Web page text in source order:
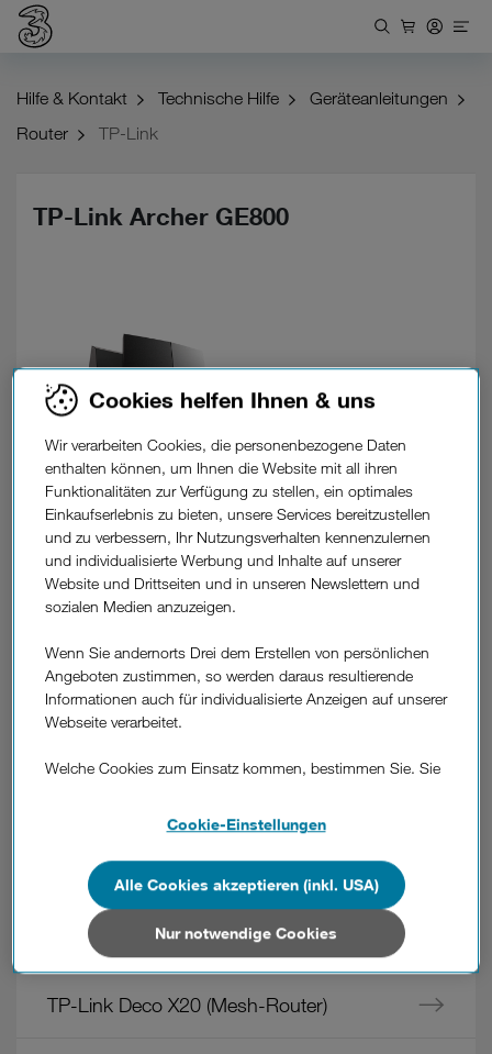
Hilfe & Kontakt Technische Hilfe
Geräteanleitungen
Router
TP-Link
TP-Link Archer GE800
Anleitung und Infos für Ihren TP-Link Archer
GE800:
Kurzanleitung TP-Link Archer GE800
Installationsanleitung TP-Link Archer GE800
Diese Themen könnten hilfreich sein:
Optimierung der Datenverbindung
Feedback
Weitere
Fragen
TP-Link Deco X20 (Mesh-Router)
Cookies helfen Ihnen & uns
Wir verarbeiten Cookies, die personenbezogene Daten
enthalten können, um Ihnen die Website mit all ihren
Funktionalitäten zur Verfügung zu stellen, ein optimales
Einkaufserlebnis zu bieten, unsere Services bereitzustellen
und zu verbessern, Ihr Nutzungsverhalten kennenzulernen
und individualisierte Werbung und Inhalte auf unserer
Website und Drittseiten und in unseren Newslettern und
sozialen Medien anzuzeigen.
Wenn Sie andernorts Drei dem Erstellen von persönlichen
Angeboten zustimmen, so werden daraus resultierende
Informationen auch für individualisierte Anzeigen auf unserer
Webseite verarbeitet.
Welche Cookies zum Einsatz kommen, bestimmen Sie. Sie
Details und alle Optionen finden Sie unter „Cookie-
Wenn Sie allen Cookies zustimmen, werden auch Cookies
von Drittanbietern verarbeitet, die Ihre Daten in Ländern
außerhalb der europäischen Union (z.B. in den USA)
verarbeiten. Sie unterliegen keinem EU-konformen
Datenschutzniveau und es stehen keine wirksamen
Rechtsbehelfe zur Verfügung.
Cookie-Einstellungen
Nur notwendige Cookies
Alle Cookies akzeptieren (inkl. USA)